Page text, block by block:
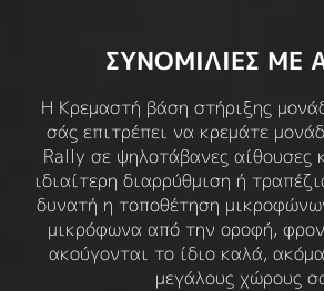
ΣΥΝΟΜΙΛΙΕΣ ΜΕ
Η Κρεμαστή βάση στήριξης
σάς επιτρέπει να κρεμάτε
Rally σε ψηλοτάβανες αίθουσες
ιδιαίτερη διαρρύθμιση ή
δυνατή η τοποθέτηση
μικρόφωνα από την οροφή,
ακούγονται το ίδιο καλά,
μεγάλους χώρους